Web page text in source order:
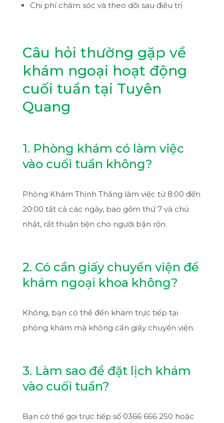
Chi phí chăm sóc và theo dõi sau điều trị
Câu hỏi thường gặp về
khám ngoại hoạt động
cuối tuần tại Tuyên
Quang
1. Phòng khám có làm việc
vào cuối tuần không?
Phòng Khám Thịnh Thắng làm việc từ 8:00 đến
20:00 tất cả các ngày, bao gồm thứ 7 và chủ
nhật, rất thuận tiện cho người bận rộn.
2. Có cần giấy chuyển viện để
khám ngoại khoa không?
Không, bạn có thể đến khám trực tiếp tại
phòng khám mà không cần giấy chuyển viện.
3. Làm sao để đặt lịch khám
vào cuối tuần?
Bạn có thể gọi trực tiếp số 0366 666 250 hoặc